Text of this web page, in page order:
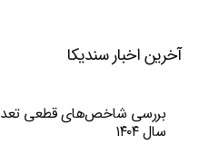
آخرین اخبار سندیکا
بررسی شاخص‌های قطعی
سال ۱۴۰۴